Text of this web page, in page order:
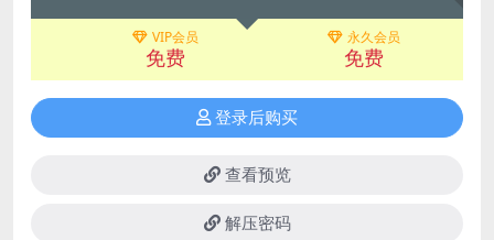
VIP会员
免费
永久会员
免费
登录后购买
查看预览
解压密码